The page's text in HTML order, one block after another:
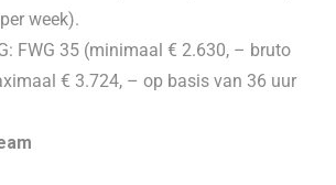
week).
FWG 35 (minimaal € 2.630, – bruto
€ 3.724, – op basis van 36 uur